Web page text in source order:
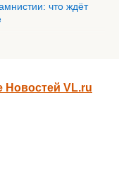
что ждёт
Новостей VL.ru